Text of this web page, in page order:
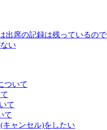
席の記録は残っているの
い
ついて
て
て
ャンセル)をしたい